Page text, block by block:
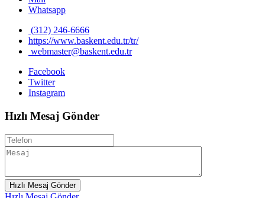
Whatsapp
(312) 246-6666
https://www.baskent.edu.tr/tr/
webmaster@baskent.edu.tr
Facebook
Twitter
Instagram
Hızlı Mesaj Gönder
Hızlı Mesaj Gönder